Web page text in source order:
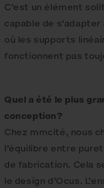
C’est un élément
capable de
où les supports
fonctionnent pas
Quel a été le plus
conception?
Chez mmcité, nous
l’équilibre entre
de fabrication. Cela
le design d’Ocus.